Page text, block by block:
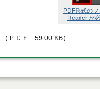
PDF形式の
Reader が
（ ＰＤＦ 59.00 KB）